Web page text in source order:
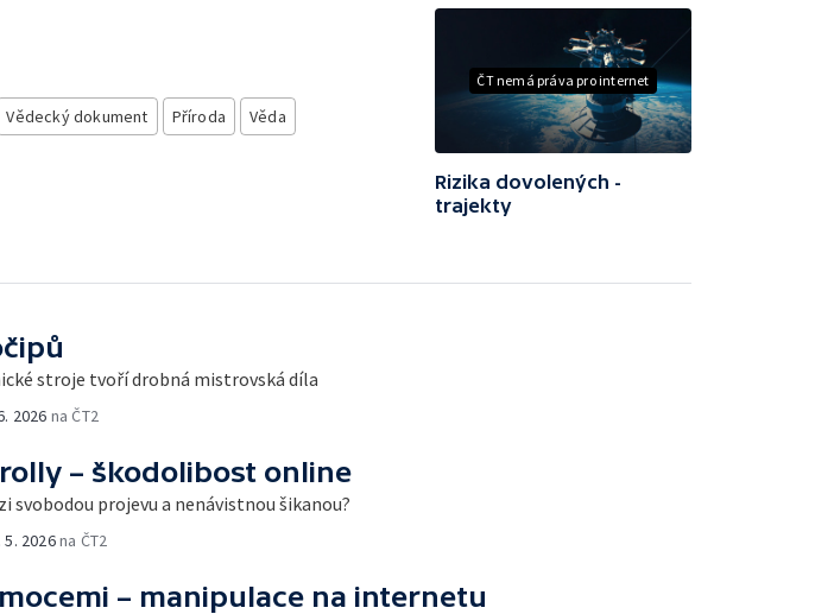
Vědecký dokument Příroda
Věda
ČT nemá práva pro internet
Rizika dovolených -
trajekty
stroje tvoří drobná mistrovská díla
2026 na ČT2
– škodolibost online
svobodou projevu a nenávistnou šikanou?
5. 2026na ČT2
– manipulace na internetu